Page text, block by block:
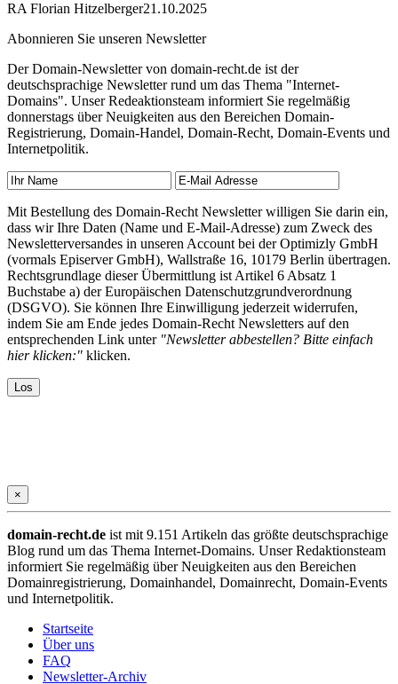
RA Florian Hitzelberger21.10.2025
Abonnieren Sie unseren Newsletter
Der Domain-Newsletter von domain-recht.de ist der
deutschsprachige Newsletter rund um das Thema "Internet-
Domains". Unser Redeaktionsteam informiert Sie regelmäßig
donnerstags über Neuigkeiten aus den Bereichen Domain-
Registrierung, Domain-Handel, Domain-Recht, Domain-Events und
Internetpolitik.
Mit Bestellung des Domain-Recht Newsletter willigen Sie darin ein,
dass wir Ihre Daten (Name und E-Mail-Adresse) zum Zweck des
Newsletterversandes in unseren Account bei der Optimizly GmbH
(vormals Episerver GmbH), Wallstraße 16, 10179 Berlin übertragen.
Rechtsgrundlage dieser Übermittlung ist Artikel 6 Absatz 1
Buchstabe a) der Europäischen Datenschutzgrundverordnung
(DSGVO). Sie können Ihre Einwilligung jederzeit widerrufen,
indem Sie am Ende jedes Domain-Recht Newsletters auf den
entsprechenden Link unter "Newsletter abbestellen? Bitte einfach
hier klicken:" klicken.
×
domain-recht.de ist mit 9.151 Artikeln das größte deutschsprachige
Blog rund um das Thema Internet-Domains. Unser Redaktionsteam
informiert Sie regelmäßig über Neuigkeiten aus den Bereichen
Domainregistrierung, Domainhandel, Domainrecht, Domain-Events
und Internetpolitik.
Startseite
Über uns
FAQ
Newsletter-Archiv